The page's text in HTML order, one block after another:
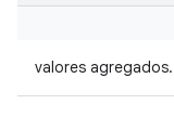
valores agregados.